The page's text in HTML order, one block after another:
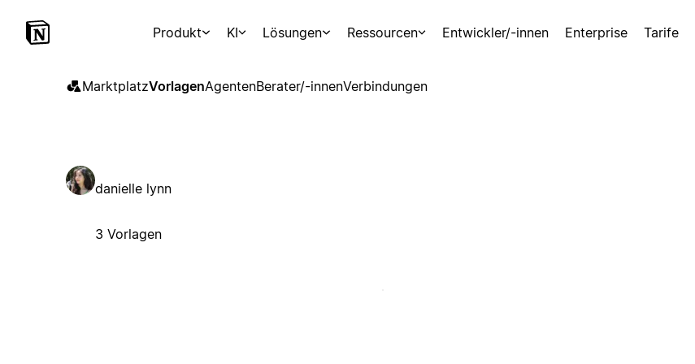
Produkt KI Lösungen Ressourcen Entwickler/-innen Enterprise Tarife
MarktplatzVorlagenAgentenBerater/-innenVerbindungen
danielle lynn
3 Vorlagen